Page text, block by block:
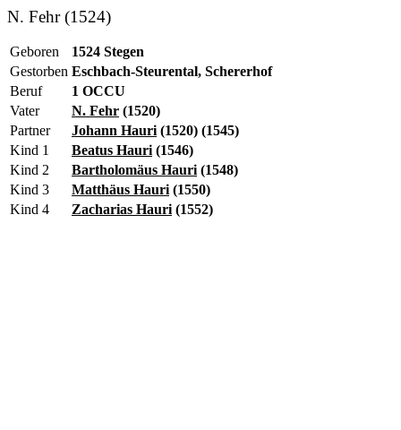
N. Fehr (1524)
Geboren
1524 Stegen
Gestorben Eschbach-Steurental, Schererhof
Beruf
1 OCCU
Vater
N. Fehr (1520)
Partner
Johann Hauri (1520) (1545)
Kind 1
Beatus Hauri (1546)
Kind 2
Bartholomäus Hauri (1548)
Kind 3
Matthäus Hauri (1550)
Kind 4
Zacharias Hauri (1552)